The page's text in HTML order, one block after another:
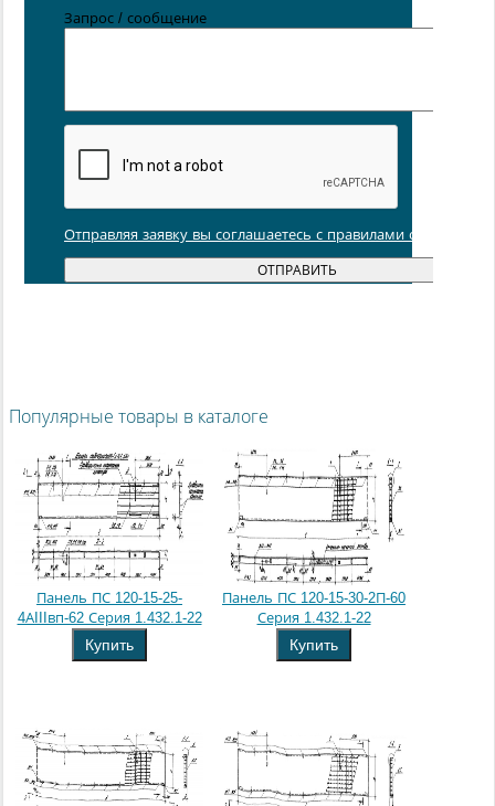
Запрос / сообщение
Отправляя заявку вы соглашаетесь с правилами обработки
Популярные товары в каталоге
Панель ПС 120-15-25-
4АIIIвп-62 Серия 1.432.1-22
Купить
Панель ПС 120-15-30-2П-60
Серия 1.432.1-22
Купить